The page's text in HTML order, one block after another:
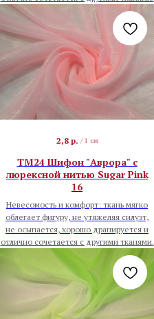
2,8 р. / 1 см
TM24 Шифон "Аврора" с
люрексной нитью Sugar Pink
16
Невесомость и комфорт: ткань мягко
облегает фигуру, не утяжеляя силуэт,
не осыпается, хорошо драпируется и
отлично сочетается с другими тканями.